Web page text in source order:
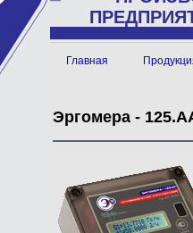
Главная
Эргомера -